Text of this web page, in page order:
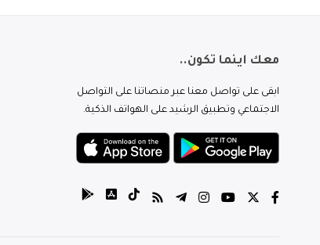
معك اينما تكون..
ابقى على تواصل معنا عبر منصاتنا على التواصل
الاجتماعي وتطبيق الرشيد على الهواتف الذكية.